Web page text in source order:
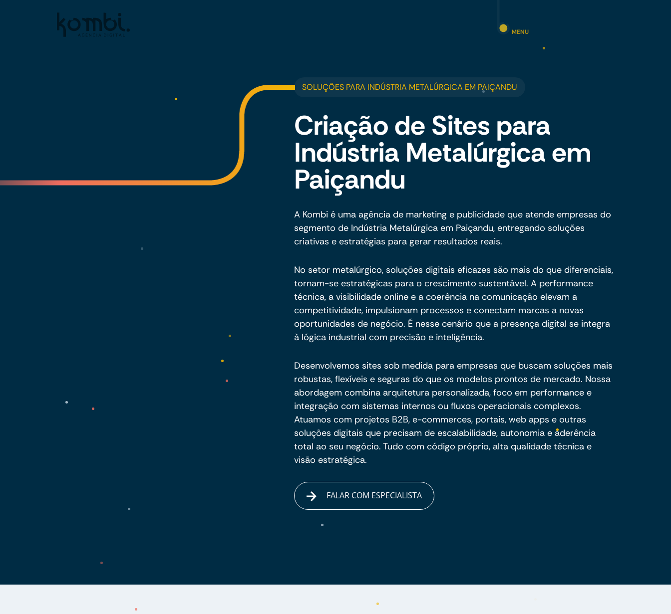
MENU
SOLUÇÕES PARA INDÚSTRIA METALÚRGICA EM PAIÇANDU
Criação de Sites para
Indústria Metalúrgica em
Paiçandu
A Kombi é uma agência de marketing e publicidade que atende empresas do
segmento de Indústria Metalúrgica em Paiçandu, entregando soluções
criativas e estratégias para gerar resultados reais.
No setor metalúrgico, soluções digitais eficazes são mais do que diferenciais,
tornam-se estratégicas para o crescimento sustentável. A performance
técnica, a visibilidade online e a coerência na comunicação elevam a
competitividade, impulsionam processos e conectam marcas a novas
oportunidades de negócio. É nesse cenário que a presença digital se integra
à lógica industrial com precisão e inteligência.
Desenvolvemos sites sob medida para empresas que buscam soluções mais
robustas, flexíveis e seguras do que os modelos prontos de mercado. Nossa
abordagem combina arquitetura personalizada, foco em performance e
integração com sistemas internos ou fluxos operacionais complexos.
Atuamos com projetos B2B, e-commerces, portais, web apps e outras
soluções digitais que precisam de escalabilidade, autonomia e aderência
total ao seu negócio. Tudo com código próprio, alta qualidade técnica e
visão estratégica.
FALAR COM ESPECIALISTA